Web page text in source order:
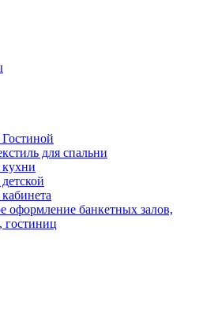
для спальни
оформление банкетных залов,
гостиниц